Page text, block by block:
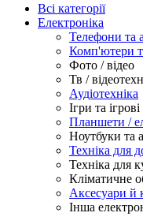
Всі категорії
Електроніка
Телефони та
Комп'ютери
Фото / відео
Тв /
Аудіотехніка
Ігри та
Планшети /
Ноутбуки та
Техніка для
Техніка для
Кліматичне
Аксесуари й
Інша